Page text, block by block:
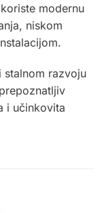
modernu
niskom
stalnom razvoju
i učinkovita